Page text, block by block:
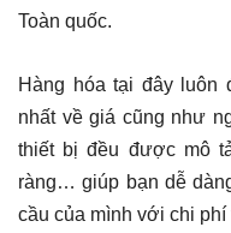
Toàn quốc.
Hàng hóa tại đây luôn
nhất về giá cũng như
thiết bị đều được mô
ràng… giúp bạn dễ
cầu của mình với chi phí